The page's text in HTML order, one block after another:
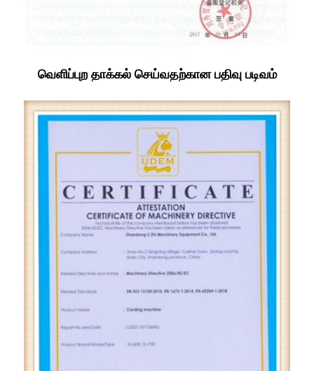
வெளிப்புற தாக்கல் செய்வதற்கான பதிவு படிவம்